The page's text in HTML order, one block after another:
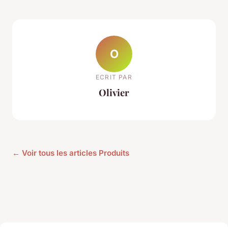
O
ECRIT PAR
Olivier
← Voir tous les articles Produits